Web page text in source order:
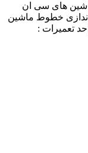
های سی ان
راه اندازی خطوط ماشین
همراه واحد تعمیرات :